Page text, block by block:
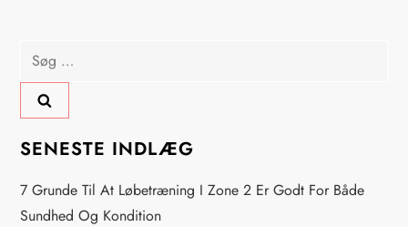
æ
g
s
n
Søg
efter:
SENESTE INDLÆG
7 Grunde Til At Løbetræning I Zone 2 Er Godt For Både
Sundhed Og Kondition